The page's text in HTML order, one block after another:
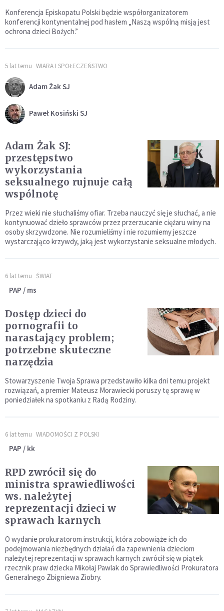
Konferencja Episkopatu Polski będzie współorganizatorem
konferencji kontynentalnej pod hasłem „Naszą wspólną misją jest
ochrona dzieci Bożych.”
5 lat temu WIARA I SPOŁECZEŃSTWO
Adam Żak SJ
Paweł Kosiński SJ
Adam Żak SJ:
przestępstwo
wykorzystania
seksualnego rujnuje całą
wspólnotę
Przez wieki nie słuchaliśmy ofiar. Trzeba nauczyć się je słuchać, a nie
kontynuować dzieło sprawców przez przerzucanie ciężaru winy na
osoby skrzywdzone. Nie rozumieliśmy i nie rozumiemy jeszcze
wystarczająco krzywdy, jaką jest wykorzystanie seksualne młodych.
6 lat temu ŚWIAT
PAP / ms
Dostęp dzieci do
pornografii to
narastający problem;
potrzebne skuteczne
narzędzia
Stowarzyszenie Twoja Sprawa przedstawiło kilka dni temu projekt
rozwiązań, a premier Mateusz Morawiecki poruszy tę sprawę w
poniedziałek na spotkaniu z Radą Rodziny.
6 lat temu WIADOMOŚCI Z POLSKI
PAP / kk
RPD zwrócił się do
ministra sprawiedliwości
ws. należytej
reprezentacji dzieci w
sprawach karnych
O wydanie prokuratorom instrukcji, która zobowiąże ich do
podejmowania niezbędnych działań dla zapewnienia dzieciom
należytej reprezentacji w sprawach karnych zwrócił się w piątek
rzecznik praw dziecka Mikołaj Pawlak do Sprawiedliwości Prokuratora
Generalnego Zbigniewa Ziobry.